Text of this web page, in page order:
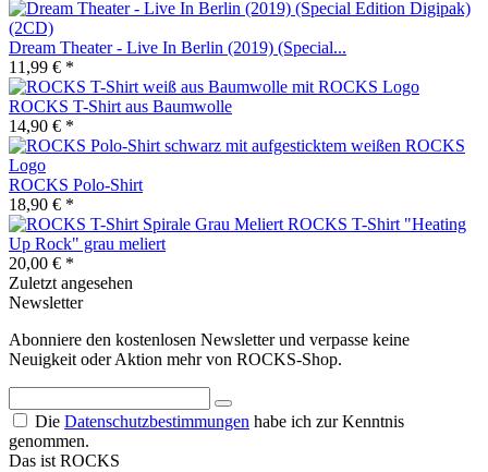
Dream Theater - Live In Berlin (2019) (Special...
11,99 € *
ROCKS T-Shirt aus Baumwolle
14,90 € *
ROCKS Polo-Shirt
18,90 € *
ROCKS T-Shirt "Heating
Up Rock" grau meliert
20,00 € *
Zuletzt angesehen
Newsletter
Abonniere den kostenlosen Newsletter und verpasse keine
Neuigkeit oder Aktion mehr von ROCKS-Shop.
Die Datenschutzbestimmungen habe ich zur Kenntnis
genommen.
Das ist ROCKS